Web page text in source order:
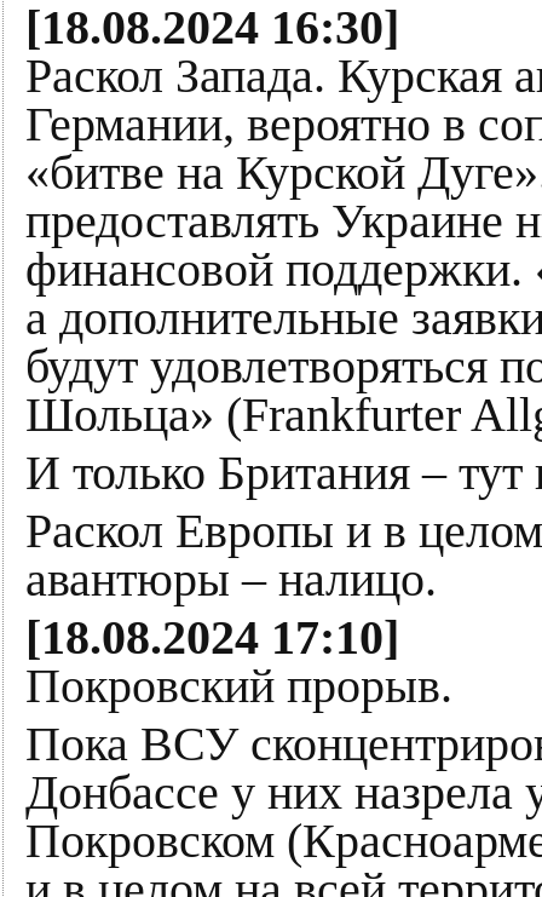
[18.08.2024 16:30]
Раскол Запада. Курская
Германии, вероятно в
«битве на Курской
предоставлять Украине
финансовой
а дополнительные
будут удовлетворяться
Шольца» (Frankfurter
И только Британия – тут
Раскол Европы и в
авантюры – налицо.
[18.08.2024 17:10]
Покровский прорыв.
Пока ВСУ
Донбассе у них назрела
Покровском